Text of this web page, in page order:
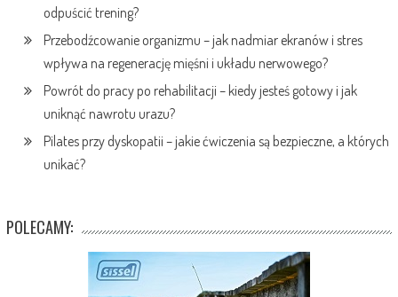
odpuścić trening?
Przebodźcowanie organizmu – jak nadmiar ekranów i stres
wpływa na regenerację mięśni i układu nerwowego?
Powrót do pracy po rehabilitacji – kiedy jesteś gotowy i jak
uniknąć nawrotu urazu?
Pilates przy dyskopatii – jakie ćwiczenia są bezpieczne, a których
unikać?
POLECAMY: